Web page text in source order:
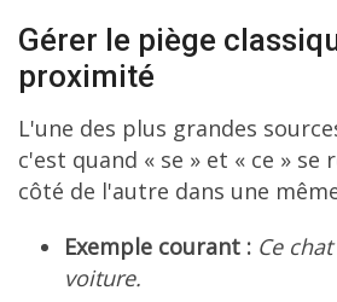
Gérer le piège
proximité
L'une des plus grandes
c'est quand « se » et « ce »
côté de l'autre dans une
Exemple courant : Ce
voiture.